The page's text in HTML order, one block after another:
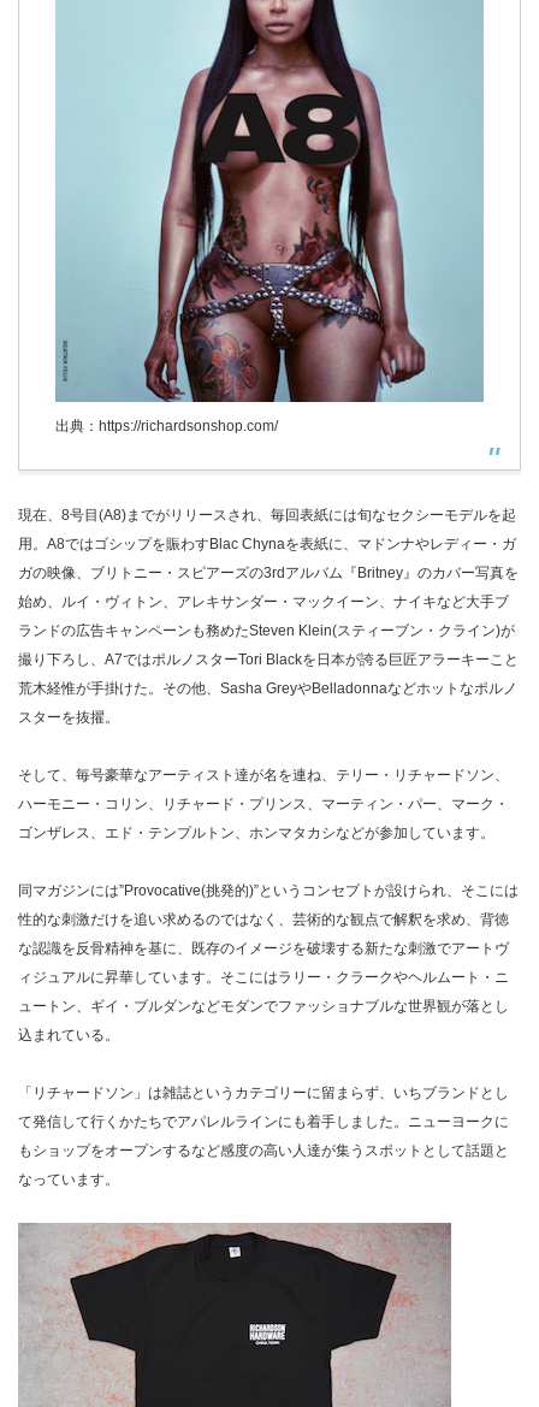
出典：https://richardsonshop.com/
現在、8号目(A8)までがリリースされ、毎回表紙には旬なセクシーモデルを起
用。A8ではゴシップを賑わすBlac Chynaを表紙に、マドンナやレディー・ガ
ガの映像、ブリトニー・スピアーズの3rdアルバム『Britney』のカバー写真を
始め、ルイ・ヴィトン、アレキサンダー・マックイーン、ナイキなど大手ブ
ランドの広告キャンペーンも務めたSteven Klein(スティーブン・クライン)が
撮り下ろし、A7ではポルノスターTori Blackを日本が誇る巨匠アラーキーこと
荒木経惟が手掛けた。その他、Sasha GreyやBelladonnaなどホットなポルノ
スターを抜擢。
そして、毎号豪華なアーティスト達が名を連ね、テリー・リチャードソン、
ハーモニー・コリン、リチャード・プリンス、マーティン・パー、マーク・
ゴンザレス、エド・テンプルトン、ホンマタカシなどが参加しています。
同マガジンには”Provocative(挑発的)”というコンセプトが設けられ、そこには
性的な刺激だけを追い求めるのではなく、芸術的な観点で解釈を求め、背徳
な認識を反骨精神を基に、既存のイメージを破壊する新たな刺激でアートヴ
ィジュアルに昇華しています。そこにはラリー・クラークやヘルムート・ニ
ュートン、ギイ・ブルダンなどモダンでファッショナブルな世界観が落とし
込まれている。
「リチャードソン」は雑誌というカテゴリーに留まらず、いちブランドとし
て発信して行くかたちでアパレルラインにも着手しました。ニューヨークに
もショップをオープンするなど感度の高い人達が集うスポットとして話題と
なっています。